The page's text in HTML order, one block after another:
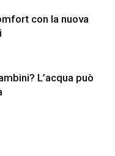
con la nuova
L’acqua può